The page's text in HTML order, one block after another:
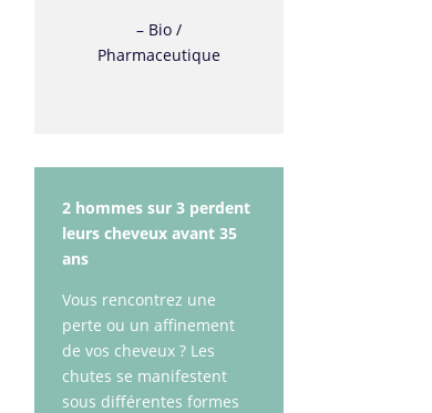
– Bio /
Pharmaceutique
2 hommes sur 3 perdent
leurs cheveux avant 35
ans
Vous rencontrez une
perte ou un affinement
de vos cheveux ? Les
chutes se manifestent
sous différentes formes